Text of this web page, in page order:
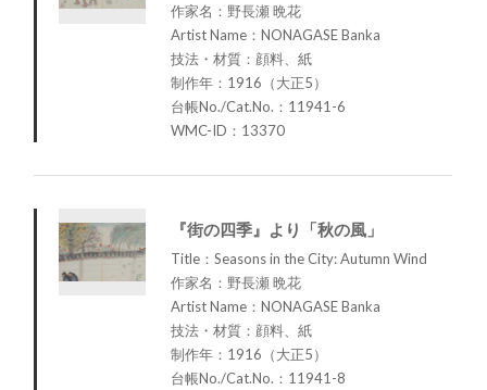
作家名：野長瀬 晩花
Artist Name：NONAGASE Banka
技法・材質：顔料、紙
制作年：1916（大正5）
台帳No./Cat.No.：11941-6
WMC-ID：13370
『街の四季』より「秋の風」
Title：Seasons in the City: Autumn Wind
作家名：野長瀬 晩花
Artist Name：NONAGASE Banka
技法・材質：顔料、紙
制作年：1916（大正5）
台帳No./Cat.No.：11941-8